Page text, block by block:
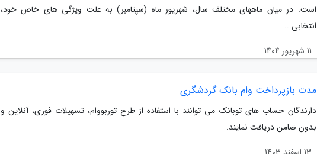
است. در میان ماههای مختلف سال، شهریور ماه (سپتامبر) به علت ویژگی های خاص خود،
انتخابی...
11 شهریور 1404
مدت بازپرداخت وام بانک گردشگری
دارندگان حساب های توبانک می توانند با استفاده از طرح توربووام، تسهیلات فوری، آنلاین و
بدون ضامن دریافت نمایند.
13 اسفند 1403